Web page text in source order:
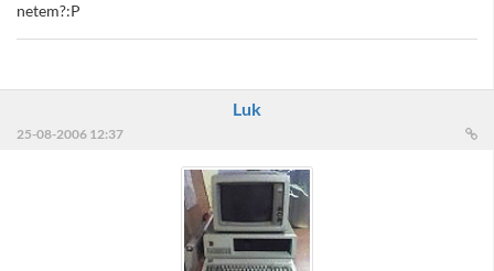
netem?:P
Luk
25-08-2006 12:37